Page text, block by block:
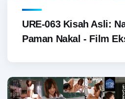
URE-063 Kisah Asli:
Paman Nakal - Film